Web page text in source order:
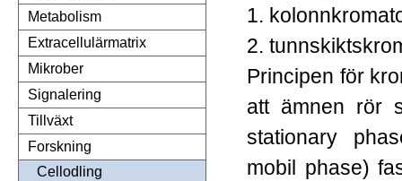
Metabolism
Extracellulärmatrix
Mikrober
Signalering
Tillväxt
Forskning
Cellodling
1.
2.
Principen för
att ämnen rör
stationary
mobil phase)